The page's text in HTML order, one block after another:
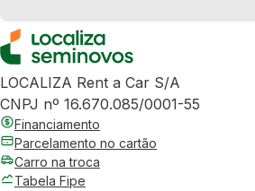
LOCALIZA Rent a Car S/A
CNPJ nº 16.670.085/0001-55
Financiamento
Parcelamento no cartão
Carro na troca
Tabela Fipe